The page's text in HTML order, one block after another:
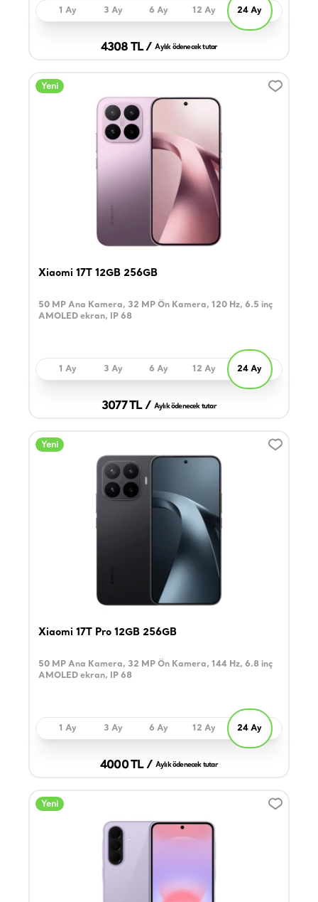
1 Ay 3 Ay 6 Ay 12 Ay 24 Ay
4308 TL / Aylık ödenecek tutar
Yeni
Xiaomi 17T 12GB 256GB
50 MP Ana Kamera, 32 MP Ön Kamera, 120 Hz, 6.5 inç
AMOLED ekran, IP 68
1 Ay 3 Ay 6 Ay 12 Ay 24 Ay
3077 TL / Aylık ödenecek tutar
Yeni
Xiaomi 17T Pro 12GB 256GB
50 MP Ana Kamera, 32 MP Ön Kamera, 144 Hz, 6.8 inç
AMOLED ekran, IP 68
1 Ay 3 Ay 6 Ay 12 Ay 24 Ay
4000 TL / Aylık ödenecek tutar
Yeni